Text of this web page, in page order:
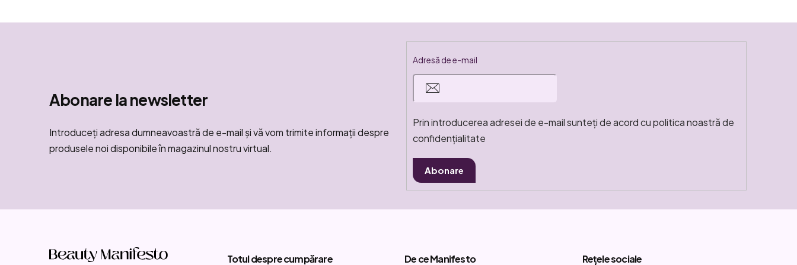
Abonare la newsletter
Introduceţi adresa dumneavoastră de e-mail şi vă vom trimite informaţii despre
produsele noi disponibile în magazinul nostru virtual.
Adresă de e-mail
Prin introducerea adresei de e-mail sunteți de acord cu politica noastră de
confidențialitate
Abonare
Totul despre cumpărare De ce Manifesto Rețele sociale